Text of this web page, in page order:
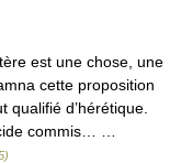
est une chose, une
cette proposition
qualifié d’hérétique.
commis… …